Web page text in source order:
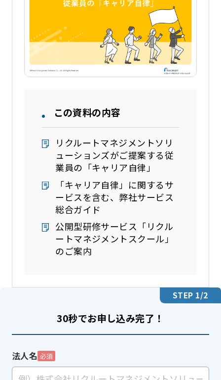
この資料の内容
リクルートマネジメントソリ
ューションズがご提案する従
業員の「キャリア自律」
「キャリア自律」に関するサ
ービスを含む、弊社サービス
総合ガイド
公開型研修サービス「リクル
ートマネジメントスクール」
のご案内
STEP 1/2
30秒でお申し込み完了！
法人名 必須